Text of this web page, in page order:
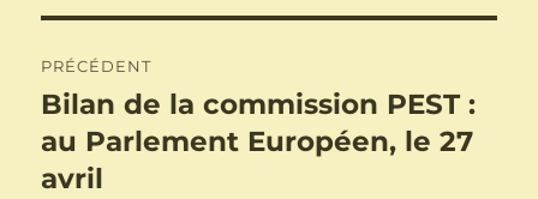
de
l’article
PRÉCÉDENT
Publication
précédente :
Bilan de la commission PEST :
au Parlement Européen, le 27
avril